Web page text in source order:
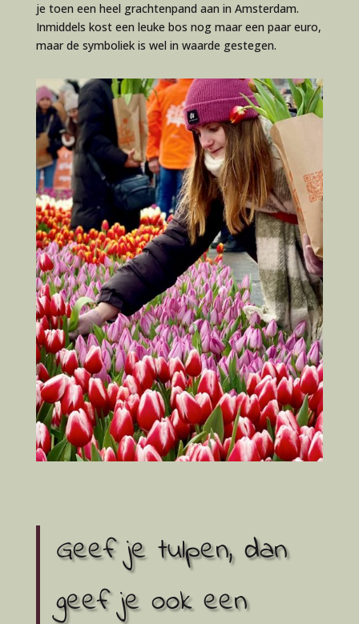
je toen een heel grachtenpand aan in Amsterdam.
Inmiddels kost een leuke bos nog maar een paar euro,
maar de symboliek is wel in waarde gestegen.
Geef je tulpen, dan
geef je ook een